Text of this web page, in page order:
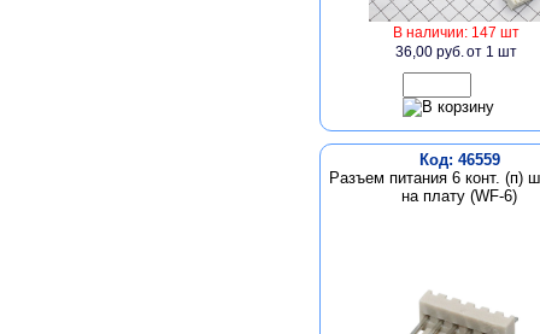
В наличии: 147 шт
36,00 руб.от 1 шт
Код: 46559
Разъем питания 6 конт. (п)
на плату (WF-6)